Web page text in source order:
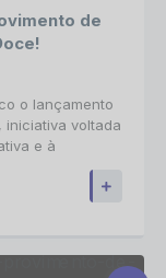
de
o lançamento
iniciativa voltada
e à
O certame
de ingresso no
da legalidade,